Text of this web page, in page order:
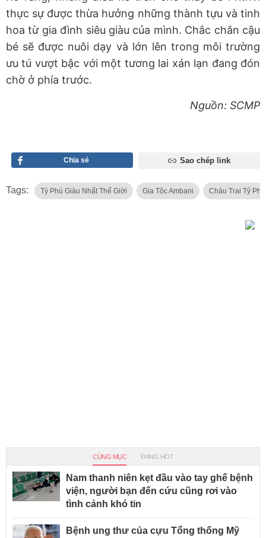
thực sự được thừa hưởng những thành tựu và tinh
hoa từ gia đình siêu giàu của mình. Chắc chắn cậu
bé sẽ được nuôi dạy và lớn lên trong môi trường
ưu tú vượt bậc với một tương lai xán lạn đang đón
chờ ở phía trước.
Nguồn: SCMP
Chia sẻ Sao chép link
Tags: Tỷ Phú Giàu Nhất Thế Giới Gia Tộc Ambani Cháu Trai Tỷ
CÙNG MỤC ĐANG HOT
Nam thanh niên kẹt đầu vào tay ghế bệnh
viện, người bạn đến cứu cũng rơi vào
tình cảnh khó tin
Bệnh ung thư của cựu Tổng thống Mỹ